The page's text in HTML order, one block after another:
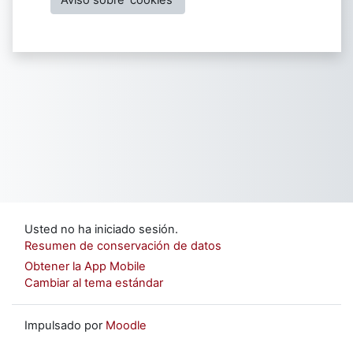
Usted no ha iniciado sesión.
Resumen de conservación de datos
Obtener la App Mobile
Cambiar al tema estándar
Impulsado por Moodle